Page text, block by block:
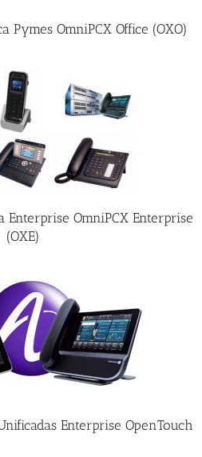
Pymes OmniPCX Office (OXO)
Enterprise OmniPCX Enterprise
(OXE)
Enterprise OpenTouch